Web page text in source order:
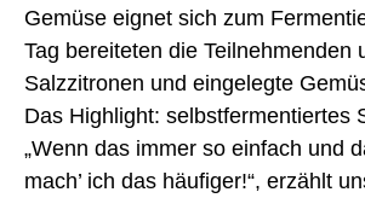
Gemüse eignet sich zum
Tag bereiteten die Teilnehmenden
Salzzitronen und eingelegte
Das Highlight: selbstfermentiertes
„Wenn das immer so einfach und
mach’ ich das häufiger!“, erzählt